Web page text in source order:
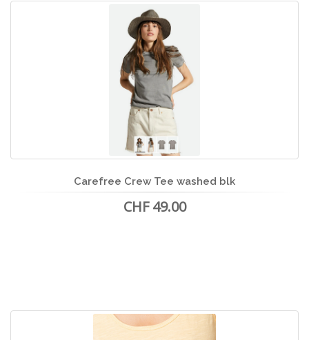
Carefree Crew Tee washed blk
CHF 49.00